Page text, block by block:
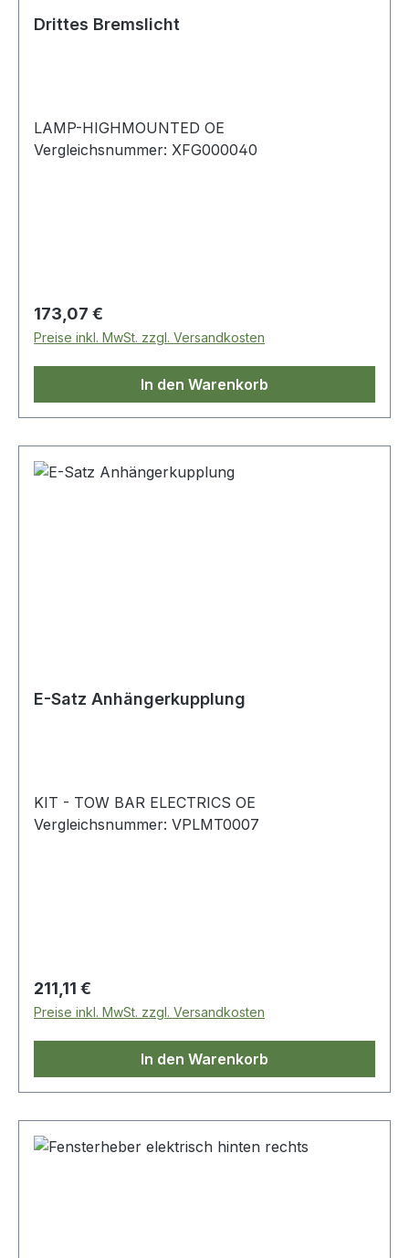
Drittes Bremslicht
LAMP-HIGHMOUNTED OE
Vergleichsnummer: XFG000040
Regulärer Preis:
173,07 €
Preise inkl. MwSt. zzgl. Versandkosten
In den Warenkorb
E-Satz Anhängerkupplung
KIT - TOW BAR ELECTRICS OE
Vergleichsnummer: VPLMT0007
Regulärer Preis:
211,11 €
Preise inkl. MwSt. zzgl. Versandkosten
In den Warenkorb